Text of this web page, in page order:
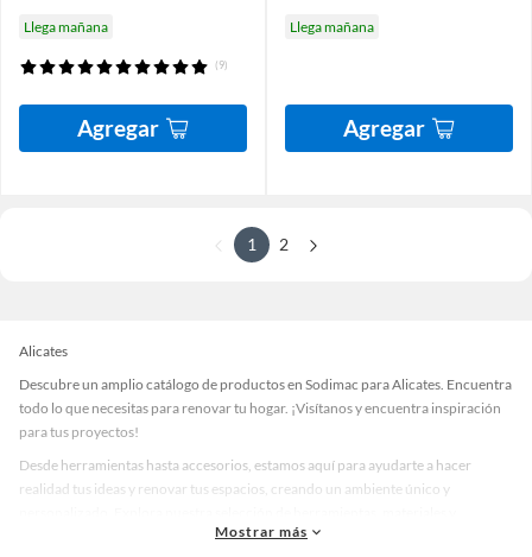
Llega mañana
(9)
Agregar
Llega mañana
Agregar
1 2
Alicates
Descubre un amplio catálogo de productos en Sodimac para Alicates. Encuentra
todo lo que necesitas para renovar tu hogar. ¡Visítanos y encuentra inspiración
para tus proyectos!
Desde herramientas hasta accesorios, estamos aquí para ayudarte a hacer
realidad tus ideas y renovar tus espacios, creando un ambiente único y
accesorios de calidad que te ayudarán a crear un espacio más tú.
Mostrar más